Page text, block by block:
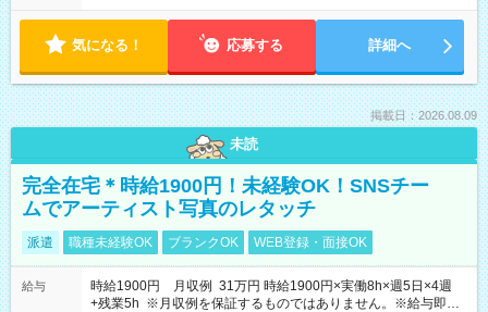
気になる！ 応募する 詳細へ
掲載日：2026.08.09
未読
完全在宅＊時給1900円！未経験OK！SNSチー
ムでアーティスト写真のレタッチ
派遣 職種未経験OK ブランクOK WEB登録・面接OK
給与
時給1900円 月収例 31万円 時給1900円×実働8h×週5日×4週
+残業5h ※月収例を保証するものではありません。※給与即受